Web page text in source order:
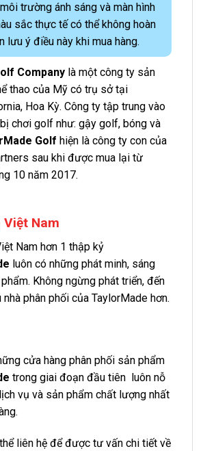
trường ánh sáng và màn hình
sắc thực tế có thể không hoàn
lưu ý điều này khi mua hàng.
Company là một công ty sản
thao của Mỹ có trụ sở tại
Hoa Kỳ. Công ty tập trung vào
chơi golf như: gậy golf, bóng và
Golf hiện là công ty con của
sau khi được mua lại từ
10 năm 2017.
Nam
Nam hơn 1 thập kỷ
luôn có những phát minh, sáng
Không ngừng phát triển, đến
nhà phân phối của TaylorMade hơn.
cửa hàng phân phối sản phẩm
trong giai đoạn đầu tiên luôn nỗ
vụ và sản phẩm chất lượng nhất
liên hệ để được tư vấn chi tiết về